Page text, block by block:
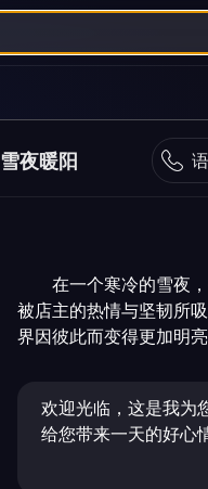
雪夜暖阳
在一个寒冷的雪夜
被店主的热情与坚韧所
界因彼此而变得更加明
欢迎光临，这是我为
给您带来一天的好心情